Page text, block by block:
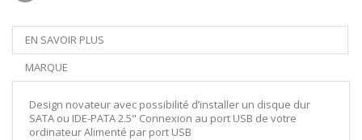
EN SAVOIR PLUS
MARQUE
Design novateur avec possibilité d’installer un disque dur
SATA ou IDE-PATA 2.5" Connexion au port USB de votre
ordinateur Alimenté par port USB